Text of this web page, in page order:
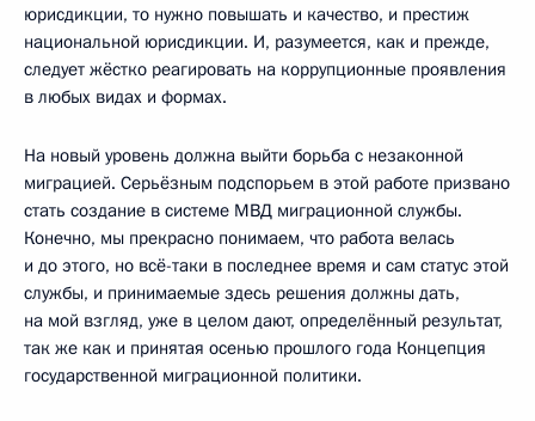
юрисдикции, то нужно повышать и качество, и престиж
национальной юрисдикции. И, разумеется, как и прежде,
следует жёстко реагировать на коррупционные проявления
в любых видах и формах.
На новый уровень должна выйти борьба с незаконной
миграцией. Серьёзным подспорьем в этой работе призвано
стать создание в системе МВД миграционной службы.
Конечно, мы прекрасно понимаем, что работа велась
и до этого, но всё-таки в последнее время и сам статус этой
службы, и принимаемые здесь решения должны дать,
на мой взгляд, уже в целом дают, определённый результат,
так же как и принятая осенью прошлого года Концепция
государственной миграционной политики.